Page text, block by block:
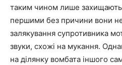
таким чином лише
першими без причини вони
залякування супротивника
звуки, схожі на мукання.
на ділянку вомбата іншого